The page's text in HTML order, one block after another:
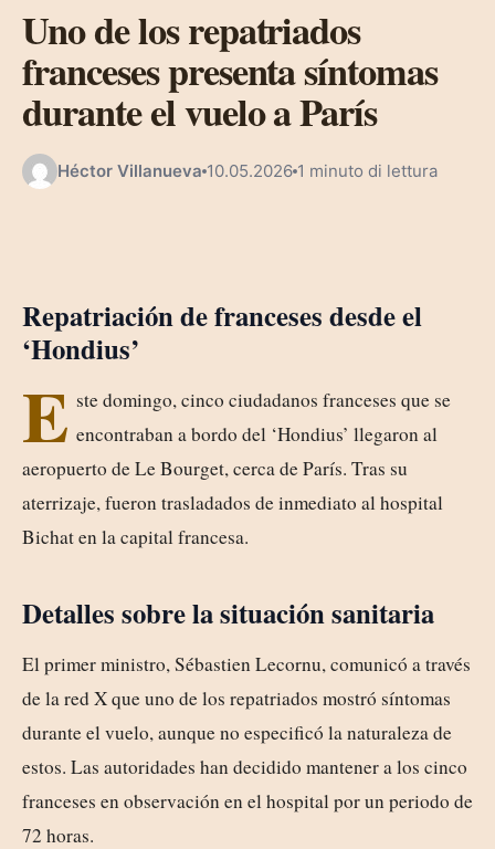
Uno de los repatriados
franceses presenta síntomas
durante el vuelo a París
Héctor Villanueva 10.05.2026 1 minuto di lettura
Repatriación de franceses desde el
‘Hondius’
E ste domingo, cinco ciudadanos franceses que se
encontraban a bordo del ‘Hondius’ llegaron al
aeropuerto de Le Bourget, cerca de París. Tras su
aterrizaje, fueron trasladados de inmediato al hospital
Bichat en la capital francesa.
Detalles sobre la situación sanitaria
El primer ministro, Sébastien Lecornu, comunicó a través
de la red X que uno de los repatriados mostró síntomas
durante el vuelo, aunque no especificó la naturaleza de
estos. Las autoridades han decidido mantener a los cinco
franceses en observación en el hospital por un periodo de
72 horas.